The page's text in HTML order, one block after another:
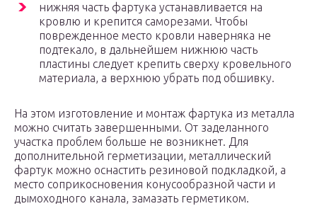
нижняя часть фартука устанавливается на
кровлю и крепится саморезами. Чтобы
поврежденное место кровли наверняка не
подтекало, в дальнейшем нижнюю часть
пластины следует крепить сверху кровельного
материала, а верхнюю убрать под обшивку.
На этом изготовление и монтаж фартука из металла
можно считать завершенными. От заделанного
участка проблем больше не возникнет. Для
дополнительной герметизации, металлический
фартук можно оснастить резиновой подкладкой, а
место соприкосновения конусообразной части и
дымоходного канала, замазать герметиком.